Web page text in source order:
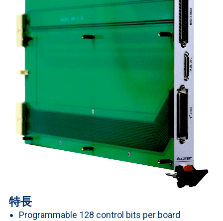
特長
Programmable 128 control bits per board